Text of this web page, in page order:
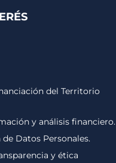
del Territorio
y análisis financiero.
Datos Personales.
y ética